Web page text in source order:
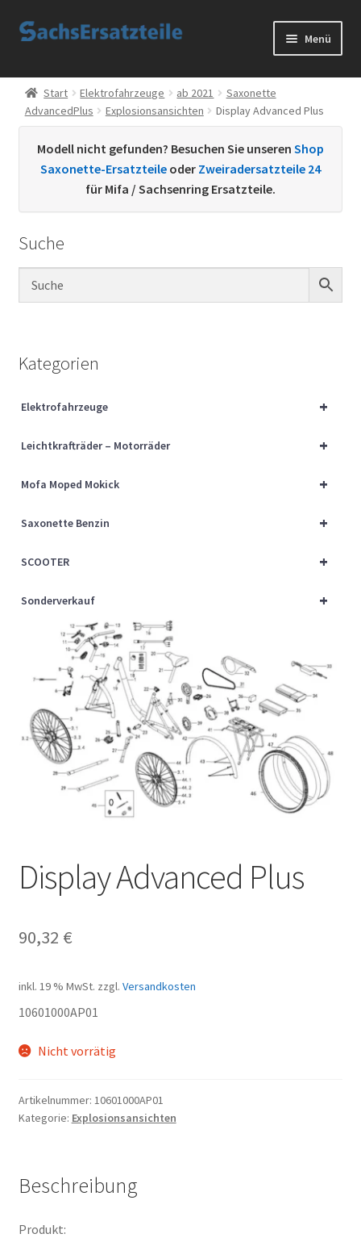
Zur
Zum
Menü
Start
AGB
Datenschutzerklärung
Kontakt
Sachs Ersatzteile
Über uns
Start Elektrofahrzeuge ab 2021
Saxonette
AdvancedPlus
Explosionsansichten Display Advanced Plus
Modell nicht gefunden? Besuchen Sie unseren Shop
Saxonette-Ersatzteile oder Zweiradersatzteile 24
für Mifa / Sachsenring Ersatzteile.
Suche
Kategorien
+
Elektrofahrzeuge
+
Leichtkrafträder – Motorräder
+
Mofa Moped Mokick
+
Saxonette Benzin
+
SCOOTER
+
Sonderverkauf
Display Advanced Plus
90,32 €
inkl. 19 % MwSt. zzgl. Versandkosten
10601000AP01
Nicht vorrätig
Artikelnummer: 10601000AP01
Kategorie: Explosionsansichten
Beschreibung
Produkt: